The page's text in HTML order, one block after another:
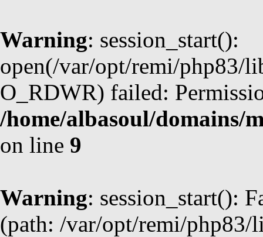
Warning: session_start():
open(/var/opt/remi/php83/
O_RDWR) failed:
/home/albasoul/domains/
on line 9
Warning: session_start():
(path: /var/opt/remi/php83/